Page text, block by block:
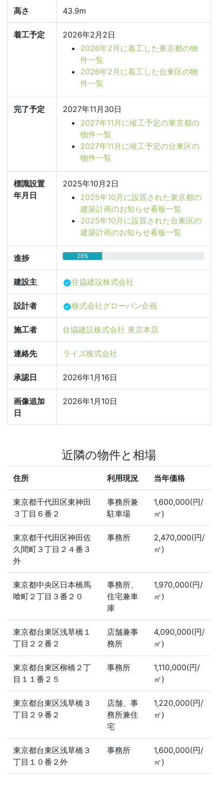
高さ 43.9m
着工予定
2026年2月2日
2026年2月に着工した東京都の物
件一覧
2026年2月に着工した台東区の物
件一覧
完了予定
2027年11月30日
2027年11月に竣工予定の東京都の
物件一覧
2027年11月に竣工予定の台東区の
物件一覧
標識設置
年月日
2025年10月2日
2025年10月に設置された東京都の
建築計画のお知らせ看板一覧
2025年10月に設置された台東区の
建築計画のお知らせ看板一覧
進捗 28%
建設主 住協建設株式会社
設計者 株式会社グローバン企画
施工者 住協建設株式会社 東京本店
連絡先 ライズ株式会社
承認日 2026年1月16日
画像追加
日
2026年1月10日
近隣の物件と相場
住所 利用現況 当年価格
東京都千代田区東神田
３丁目６番２
事務所兼
駐車場
1,600,000(円/
㎡)
東京都千代田区神田佐
久間町３丁目２４番３
外
事務所
2,470,000(円/
㎡)
東京都中央区日本橋馬
喰町２丁目３番２０
事務所、
住宅兼車
庫
1,970,000(円/
㎡)
東京都台東区浅草橋１
丁目２２番２
店舗兼事
務所
4,090,000(円/
㎡)
東京都台東区柳橋２丁
目１１番２５
事務所
1,110,000(円/
㎡)
東京都台東区浅草橋３
丁目２９番２
店舗、事
務所兼住
宅
1,220,000(円/
㎡)
東京都台東区浅草橋３
丁目１０番２外
事務所
1,600,000(円/
㎡)